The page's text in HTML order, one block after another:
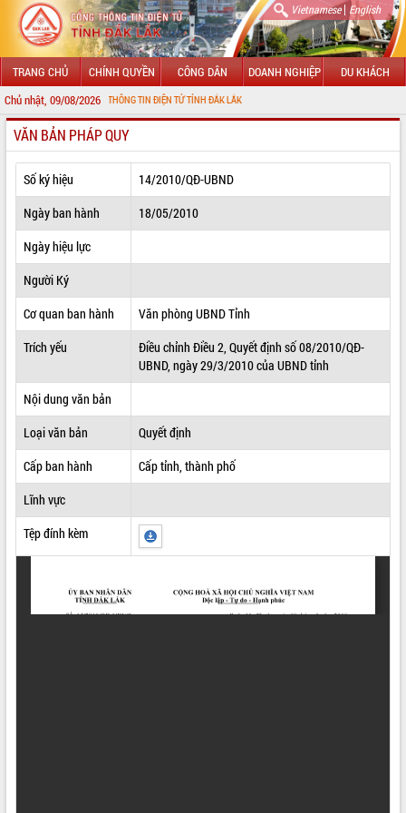
Vietnamese| English
TRANG CHỦ CHÍNH QUYỀN CÔNG DÂN DOANH NGHIỆP DU KHÁCH
Chủ nhật, 09/08/2026
VỚI CỔNG THÔNG TIN ĐIỆN TỬ TỈNH ĐẮK LẮK
GIỚI THIỆU
LÃNH ĐẠO UBND TỈNH
TIN TỨC SỰ KIỆN
SỞ, BAN, NGÀNH
UBND CÁC XÃ, PHƯỜNG
THÔNG TIN CHỈ ĐẠO ĐIỀU HÀNH
HỆ THỐNG VĂN BẢN
VĂN BẢN HĐND TỈNH
ĐIỂM TIN VĂN BẢN
QUY HOẠCH - KẾ HOẠCH
VĂN BẢN PHÁP QUY
Số ký hiệu
14/2010/QĐ-UBND
Ngày ban hành
18/05/2010
Ngày hiệu lực
Người Ký
Cơ quan ban hành
Văn phòng UBND Tỉnh
Trích yếu
Điều chỉnh Điều 2, Quyết định số 08/2010/QĐ-
UBND, ngày 29/3/2010 của UBND tỉnh
Nội dung văn bản
Loại văn bản
Quyết định
Cấp ban hành
Cấp tỉnh, thành phố
Lĩnh vực
Tệp đính kèm